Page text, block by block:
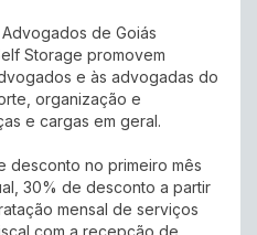
de Goiás
Storage promovem
e às advogadas do
organização e
e cargas em geral.
desconto no primeiro mês
30% de desconto a partir
mensal de serviços